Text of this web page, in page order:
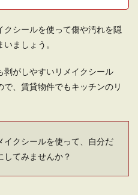
シールを使って傷や汚れを隠
ましょう。
剥がしやすいリメイクシール
、賃貸物件でもキッチンのリ
イクシールを使って、自分だ
してみませんか？